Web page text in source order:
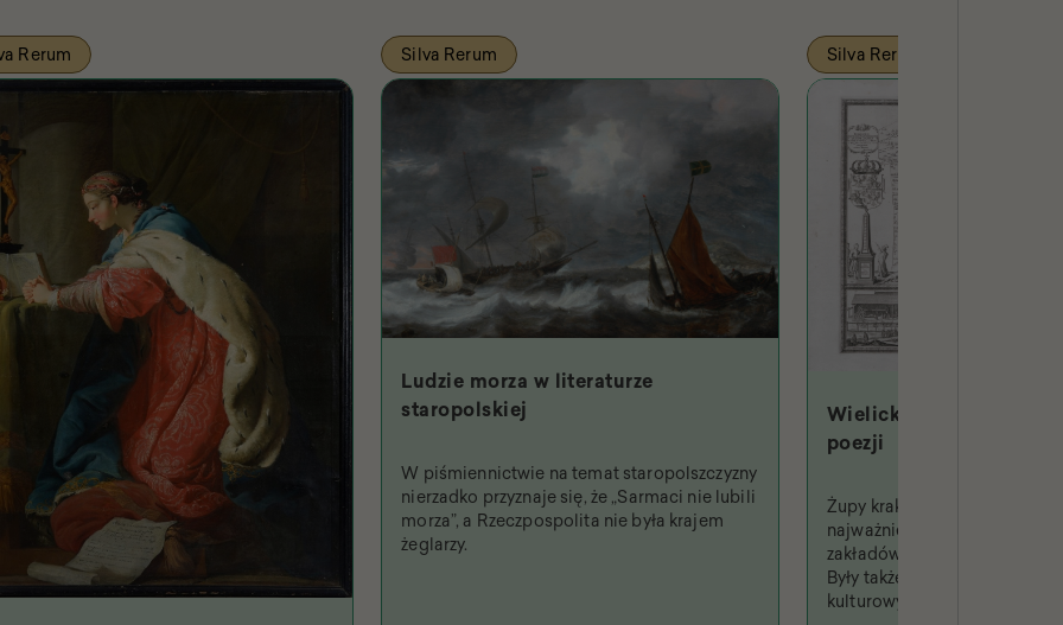
Rerum Silva Rerum
Ludzie morza w literaturze
staropolskiej
W piśmiennictwie na temat staropolszczyzny
nierzadko przyznaje się, że „Sarmaci nie lubili
morza”, a Rzeczpospolita nie była krajem
żeglarzy.
Silva Rerum
Wielicki Hades w
poezji
Żupy krakowskie były jednym
najważniejszych i
zakładów produkcyjnych w
Były także fenomenem
kulturowym, niejednokrotnie